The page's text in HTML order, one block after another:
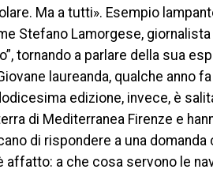
Ma a tutti». Esempio
Stefano Lamorgese, giornalista
tornando a parlare della sua
laureanda, qualche anno
edizione, invece, è
di Mediterranea Firenze e
di rispondere a una domanda
a che cosa servono le